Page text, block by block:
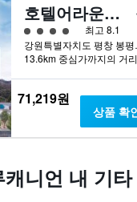
호텔어라운드 평창
4​성급
최고 8.1
강원
13.6km 중심가까지의 거리
71,219원
상품 확
니언 내 기